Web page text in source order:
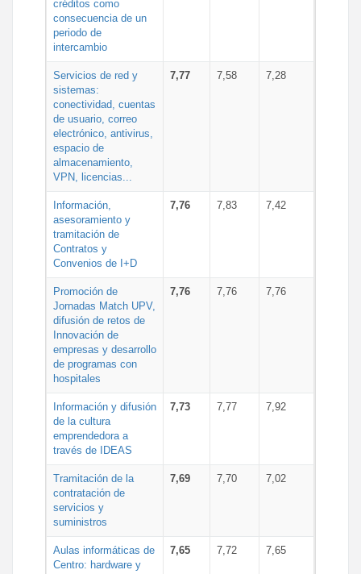
créditos como
consecuencia de un
periodo de
intercambio
Servicios de red y
sistemas:
conectividad, cuentas
de usuario, correo
electrónico, antivirus,
espacio de
almacenamiento,
VPN, licencias...
7,77 7,58 7,28
Información,
asesoramiento y
tramitación de
Contratos y
Convenios de I+D
7,76 7,83 7,42
Promoción de
Jornadas Match UPV,
difusión de retos de
Innovación de
empresas y desarrollo
de programas con
hospitales
7,76 7,76 7,76
Información y difusión
de la cultura
emprendedora a
través de IDEAS
7,73 7,77 7,92
Tramitación de la
contratación de
servicios y
suministros
7,69 7,70 7,02
Aulas informáticas de
Centro: hardware y
7,65 7,72 7,65